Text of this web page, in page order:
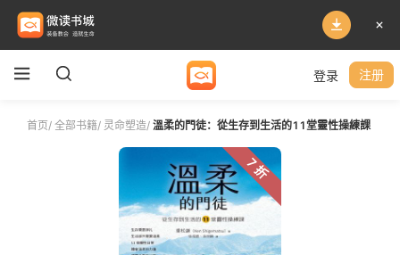
登录 注册
首页/ 全部书籍/ 灵命塑造/ 溫柔的門徒：從生存到生活的11堂靈性操練課
7 折